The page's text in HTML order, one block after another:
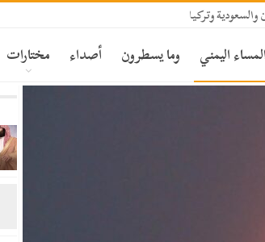
وتركيا
المساء اليمني وما يسطرون أصداء مختارات